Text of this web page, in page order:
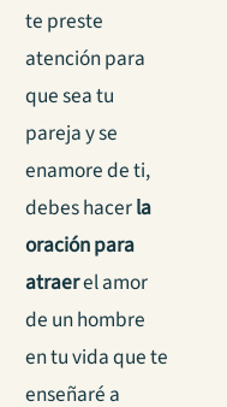
te preste
atención para
que sea tu
pareja y se
enamore de ti,
debes hacerla
oración para
atraerel amor
de un hombre
en tu vida que te
enseñaré a